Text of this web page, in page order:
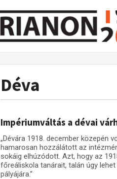
Déva
Impériumváltás a dévai
„Dévára 1918. december közepén
hamarosan hozzálátott az
sokáig elhúzódott. Azt, hogy az
főreáliskola tanárait, talán úgy
pályájára.”